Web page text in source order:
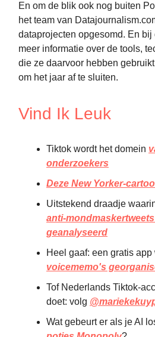
En om de blik ook nog buiten
het team van
dataprojecten opgesomd. En
meer informatie over de tools,
die ze daarvoor hebben
om het jaar af te sluiten.
Vind Ik Leuk
Tiktok wordt het domein
onderzoekers
Deze New Yorker-
Uitstekend draadje
anti-
geanalyseerd
Heel gaaf: een gratis
voicememo's
Tof Nederlands Tiktok-
doet: volg
Wat gebeurt er als je AI